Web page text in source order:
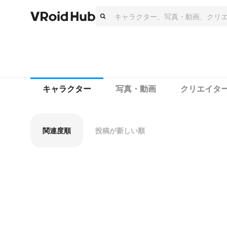
キャラクター 写真・動画 クリエイタ
関連度順 投稿が新しい順